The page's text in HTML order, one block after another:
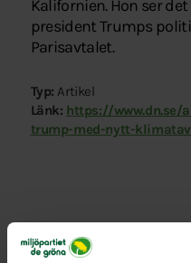
Kalifornien. Hon ser
president Trumps
Parisavtalet.
Typ: Artikel
Länk: https://www.dn.se/
trump-med-nytt-